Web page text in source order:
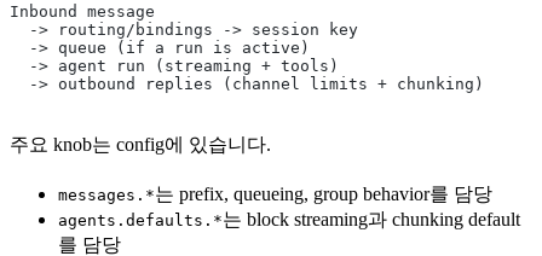
Inbound message
  -> routing/bindings -> session key
  -> queue (if a run is active)
  -> agent run (streaming + tools)
  -> outbound replies (channel limits + chunking)
주요 knob는 config에 있습니다.
messages.*는 prefix, queueing, group behavior를 담당
agents.defaults.*는 block streaming과 chunking default
를 담당